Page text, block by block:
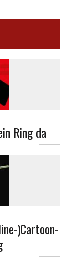
Ring da
)Cartoon-